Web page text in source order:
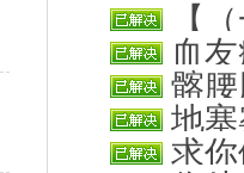
4000单
【
髋出血
血
没见继
髂
注，后
地
辛苦吴
求